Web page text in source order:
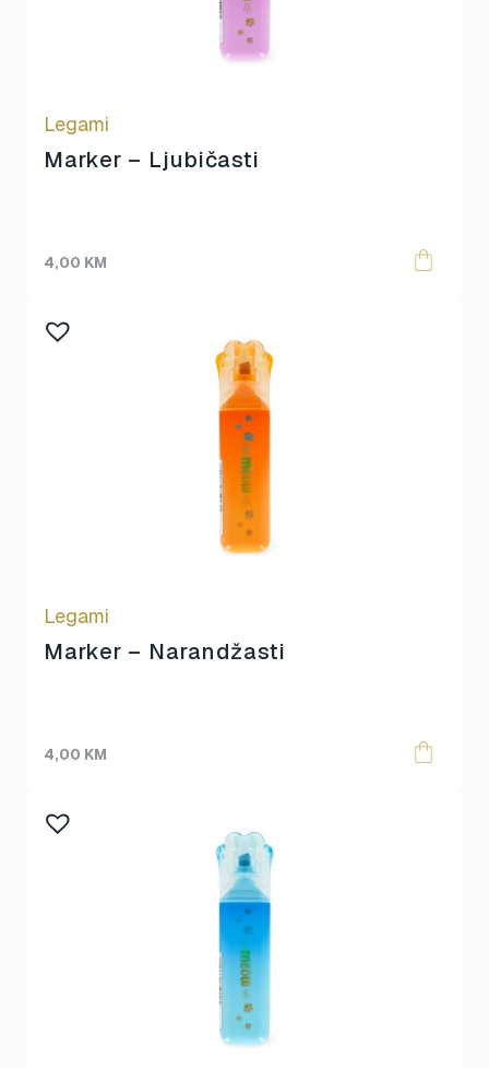
Legami
Marker – Ljubičasti
4,00 KM
Legami
Marker – Narandžasti
4,00 KM